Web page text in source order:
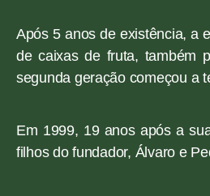
Após 5 anos de existência, a
de caixas de fruta, também
segunda geração começou a
Em 1999, 19 anos após a
filhos do fundador, Álvaro e